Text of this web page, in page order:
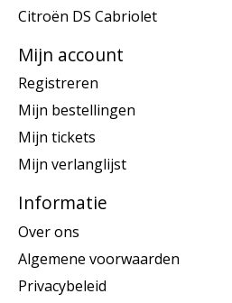
Citroën DS Cabriolet
Mijn account
Registreren
Mijn bestellingen
Mijn tickets
Mijn verlanglijst
Informatie
Over ons
Algemene voorwaarden
Privacybeleid